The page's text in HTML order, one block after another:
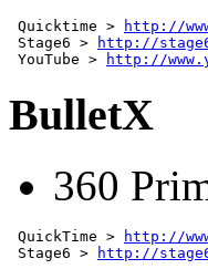
Quicktime >
http://
Stage6 >
http://
YouTube >
http://
BulletX
360
QuickTime >
http://
Stage6 >
http://